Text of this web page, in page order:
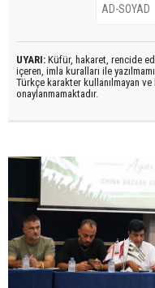
UYARI: Küfür, hakaret, rencide
içeren, imla kuralları ile
Türkçe karakter kullanılmayan
onaylanmamaktadır.